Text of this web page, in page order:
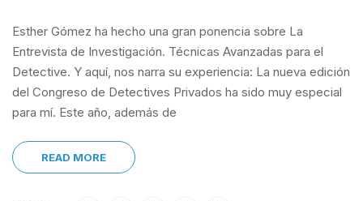
Esther Gómez ha hecho una gran ponencia sobre La
Entrevista de Investigación. Técnicas Avanzadas para el
Detective. Y aquí, nos narra su experiencia: La nueva edición
del Congreso de Detectives Privados ha sido muy especial
para mí. Este año, además de
READ MORE